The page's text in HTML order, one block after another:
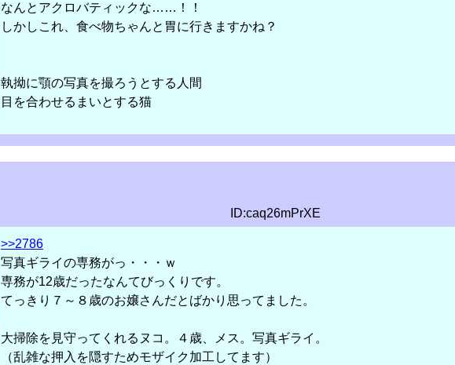
なんとアクロバティックな……！！
しかしこれ、食べ物ちゃんと胃に行きますかね？
執拗に顎の写真を撮ろうとする人間
目を合わせるまいとする猫
ID:caq26mPrXE
>>2786
写真ギライの専務がっ・・・ｗ
専務が12歳だったなんてびっくりです。
てっきり７～８歳のお嬢さんだとばかり思ってました。
大掃除を見守ってくれるヌコ。４歳、メス。写真ギライ。
（乱雑な押入を隠すためモザイク加工してます）